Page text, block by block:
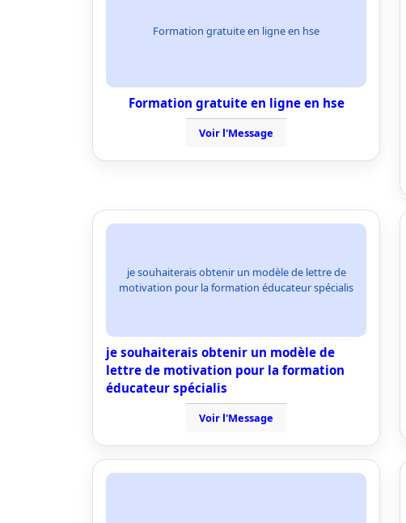
Formation gratuite en ligne en hse
Formation gratuite en ligne en hse
Voir l'Message
je souhaiterais obtenir un modèle de lettre de
motivation pour la formation éducateur spécialis
je souhaiterais obtenir un modèle de
lettre de motivation pour la formation
éducateur spécialis
Voir l'Message